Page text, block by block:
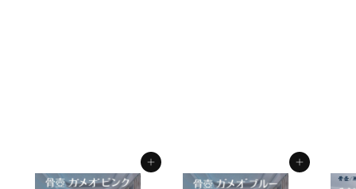
3
カートに入れる カートに入れる